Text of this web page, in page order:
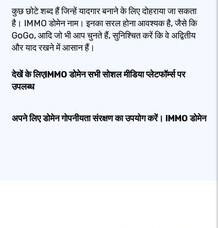
कुछ छोटे शब्द हैं जिन्हें यादगार बनाने के लिए दोहराया जा सकता
है। IMMO डोमेन नाम। इनका सरल होना आवश्यक है, जैसे कि
GoGo, आदि जो भी आप चुनते हैं, सुनिश्चित करें कि वे अद्वितीय
और याद रखने में आसान हैं।
देखें के लिएIMMO डोमेन सभी सोशल मीडिया प्लेटफॉर्म्स पर
उपलब्ध
अपने लिए डोमेन गोपनीयता संरक्षण का उपयोग करें। IMMO डोमेन